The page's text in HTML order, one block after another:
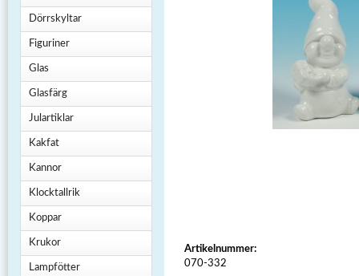
Dörrskyltar
Figuriner
Glas
Glasfärg
Julartiklar
Kakfat
Kannor
Klocktallrik
Koppar
Krukor
Lampfötter
Artikelnummer:
070-332